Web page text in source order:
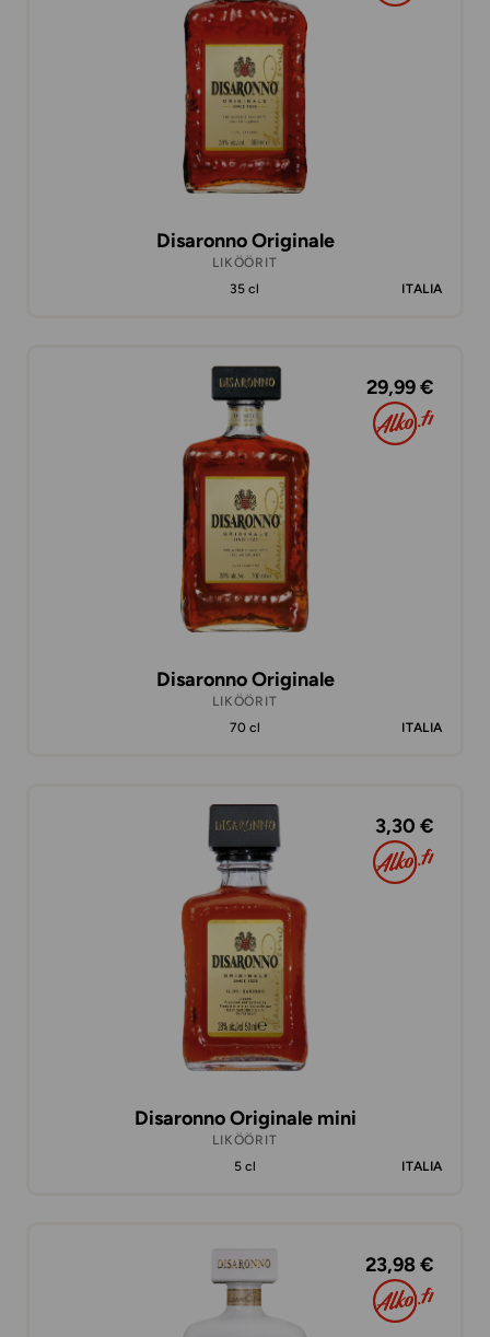
Disaronno Originale
LIKÖÖRIT
35 cl
ITALIA
29,99 €
Disaronno Originale
LIKÖÖRIT
70 cl
ITALIA
3,30 €
Disaronno Originale mini
LIKÖÖRIT
5 cl
ITALIA
23,98 €